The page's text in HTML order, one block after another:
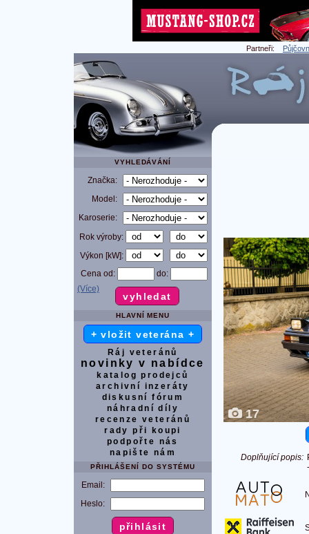
Partneři:
VYHLEDÁVÁNÍ
Značka:
Model:
Karoserie:
Rok výroby:
Výkon [kW]:
Cena od:
do:
(Více)
HLAVNÍ MENU
+ vložit veterána +
Ráj veteránů
novinky v nabídce
katalog prodejců
archivní inzeráty
diskusní fórum
náhradní díly
recenze veteránů
rady při koupi
podpořte nás
napište nám
PŘIHLÁŠENÍ DO SYSTÉMU
Email:
Heslo:
17
Doplňující popis: